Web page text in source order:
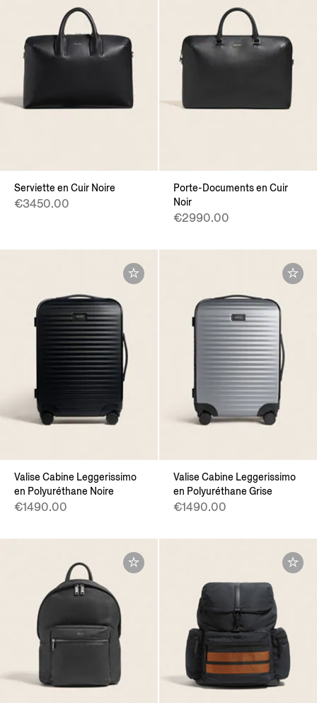
Serviette en Cuir Noire
€3450.00
Porte-Documents en Cuir
Noir
€2990.00
Valise Cabine Leggerissimo
en Polyuréthane Noire
€1490.00
Valise Cabine Leggerissimo
en Polyuréthane Grise
€1490.00